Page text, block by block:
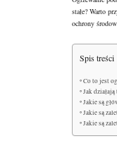
stałe? Warto
ochrony
Spis treści
Co to jest
Jak
Jakie są
Jakie są
Jakie są